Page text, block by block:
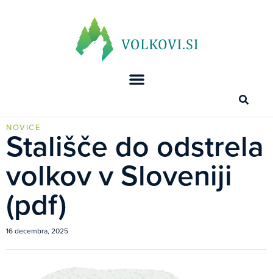
NOVICE
Stališče do odstrela
volkov v Sloveniji
(pdf)
16 decembra, 2025